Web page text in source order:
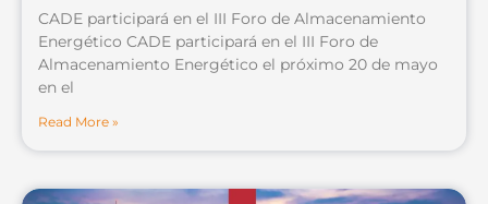
CADE participará en el III Foro de Almacenamiento
Energético CADE participará en el III Foro de
Almacenamiento Energético el próximo 20 de mayo
en el
Read More »